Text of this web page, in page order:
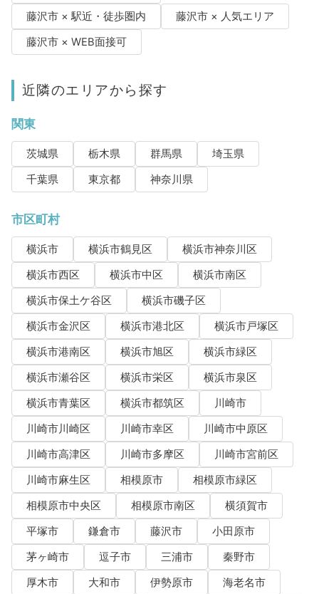
藤沢市 × 駅近・徒歩圏内
藤沢市 × 人気エリア
藤沢市 × WEB面接可
近隣のエリアから探す
関東
茨城県 栃木県 群馬県
埼玉県
千葉県
東京都 神奈川県
市区町村
横浜市 横浜市鶴見区
横浜市神奈川区
横浜市西区
横浜市中区
横浜市南区
横浜市保土ケ谷区
横浜市磯子区
横浜市金沢区
横浜市港北区
横浜市戸塚区
横浜市港南区
横浜市旭区
横浜市緑区
横浜市瀬谷区
横浜市栄区
横浜市泉区
横浜市青葉区
横浜市都筑区
川崎市
川崎市川崎区
川崎市幸区
川崎市中原区
川崎市高津区
川崎市多摩区
川崎市宮前区
川崎市麻生区
相模原市
相模原市緑区
相模原市中央区
相模原市南区
横須賀市
平塚市
鎌倉市 藤沢市
小田原市
茅ヶ崎市
逗子市 三浦市
秦野市
厚木市
大和市 伊勢原市
海老名市